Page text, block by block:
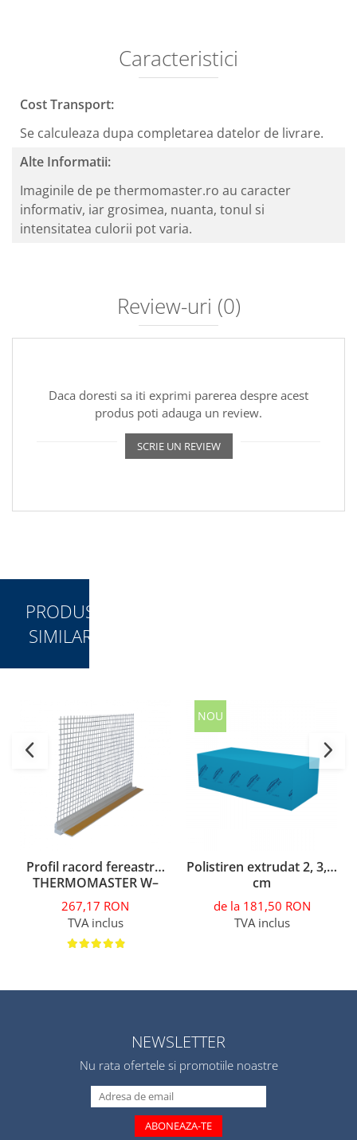
Caracteristici
Cost Transport:
Se calculeaza dupa completarea datelor de livrare.
Alte Informatii:
Imaginile de pe thermomaster.ro au caracter
informativ, iar grosimea, nuanta, tonul si
intensitatea culorii pot varia.
Review-uri (0)
Daca doresti sa iti exprimi parerea despre acest
produs poti adauga un review.
SCRIE UN REVIEW
PRODUSE
SIMILARE
Profil racord fereastră,
THERMOMASTER W–
PROF, 2.5m
267,17 RON
TVA inclus
NOU
Polistiren extrudat 2, 3, 5
cm
de la 181,50 RON
TVA inclus
NEWSLETTER
Nu rata ofertele si promotiile noastre